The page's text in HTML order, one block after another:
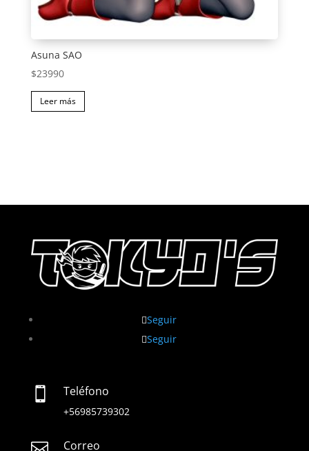
Asuna SAO
$23990
Leer más
Seguir
Seguir
 Teléfono
+56985739302
Correo